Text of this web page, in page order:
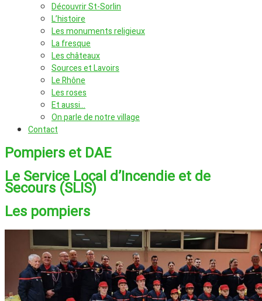
Découvrir St-Sorlin
L’histoire
Les monuments religieux
La fresque
Les châteaux
Sources et Lavoirs
Le Rhône
Les roses
Et aussi…
On parle de notre village
Contact
Pompiers et DAE
Le Service Local d’Incendie et de
Secours (SLIS)
Les pompiers